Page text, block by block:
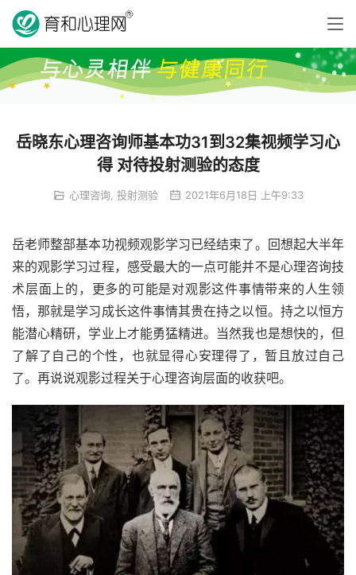
岳晓东心理咨询师基本功31到32集视频学习心
得 对待投射测验的态度
心理咨询 投射测验 2021年6月18日 上午9:33
岳老师整部基本功视频观影学习已经结束了。回想起大半年
来的观影学习过程，感受最大的一点可能并不是心理咨询技
术层面上的，更多的可能是对观影这件事情带来的人生领
悟，那就是学习成长这件事情其贵在持之以恒。持之以恒方
能潜心精研，学业上才能勇猛精进。当然我也是想快的，但
了解了自己的个性，也就显得心安理得了，暂且放过自己
了。再说说观影过程关于心理咨询层面的收获吧。